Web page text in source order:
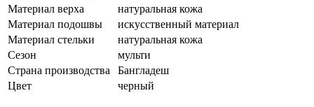
Материал верха
натуральная кожа
Материал подошвы
искусственный материал
Материал стельки
натуральная кожа
Сезон
мульти
Страна производства
Бангладеш
Цвет
черный